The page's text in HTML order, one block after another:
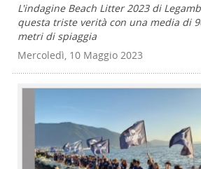
L'indagine Beach Litter 2023 di
questa triste verità con una media di
metri di spiaggia
Mercoledì, 10 Maggio 2023